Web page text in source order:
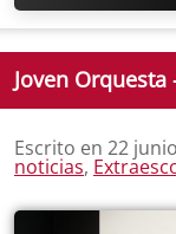
Joven
Escrito en 22
noticias,